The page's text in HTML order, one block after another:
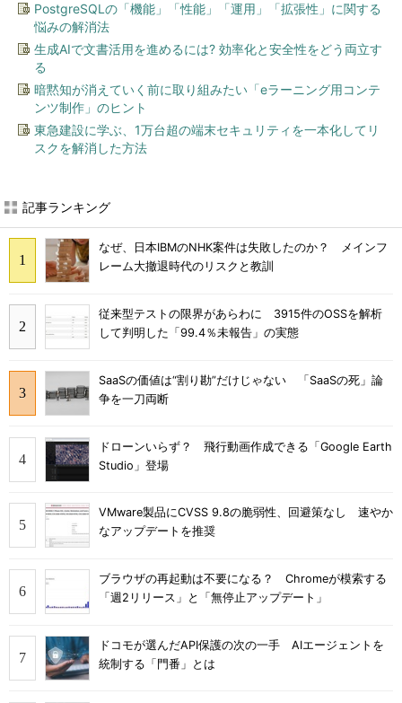
PostgreSQLの「機能」「性能」「運用」「拡張性」に関する
悩みの解消法
生成AIで文書活用を進めるには? 効率化と安全性をどう両立す
る
暗黙知が消えていく前に取り組みたい「eラーニング用コンテ
ンツ制作」のヒント
東急建設に学ぶ、1万台超の端末セキュリティを一本化してリ
スクを解消した方法
記事ランキング
なぜ、日本IBMのNHK案件は失敗したのか？ メインフ
レーム大撤退時代のリスクと教訓
従来型テストの限界があらわに 3915件のOSSを解析
して判明した「99.4％未報告」の実態
SaaSの価値は“割り勘”だけじゃない 「SaaSの死」論
争を一刀両断
ドローンいらず？ 飛行動画作成できる「Google Earth
Studio」登場
VMware製品にCVSS 9.8の脆弱性、回避策なし 速やか
なアップデートを推奨
ブラウザの再起動は不要になる？ Chromeが模索する
「週2リリース」と「無停止アップデート」
ドコモが選んだAPI保護の次の一手 AIエージェントを
統制する「門番」とは